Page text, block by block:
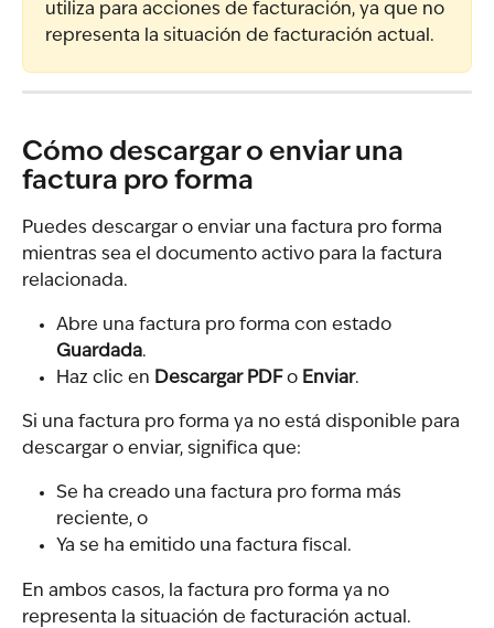
utiliza para acciones de facturación, ya que no
representa la situación de facturación actual.
Cómo descargar o enviar una
factura pro forma
Puedes descargar o enviar una factura pro forma
mientras sea el documento activo para la factura
relacionada.
Abre una factura pro forma con estado
Guardada.
Haz clic en Descargar PDF o Enviar.
Si una factura pro forma ya no está disponible para
descargar o enviar, significa que:
Se ha creado una factura pro forma más
reciente, o
Ya se ha emitido una factura fiscal.
En ambos casos, la factura pro forma ya no
representa la situación de facturación actual.